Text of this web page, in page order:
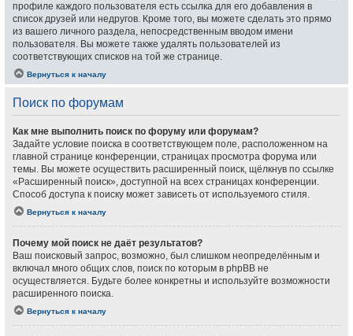
профиле каждого пользователя есть ссылка для его добавления в
список друзей или недругов. Кроме того, вы можете сделать это прямо
из вашего личного раздела, непосредственным вводом имени
пользователя. Вы можете также удалять пользователей из
соответствующих списков на той же странице.
Вернуться к началу
Поиск по форумам
Как мне выполнить поиск по форуму или форумам?
Задайте условие поиска в соответствующем поле, расположенном на
главной странице конференции, страницах просмотра форума или
темы. Вы можете осуществить расширенный поиск, щёлкнув по ссылке
«Расширенный поиск», доступной на всех страницах конференции.
Способ доступа к поиску может зависеть от используемого стиля.
Вернуться к началу
Почему мой поиск не даёт результатов?
Ваш поисковый запрос, возможно, был слишком неопределённым и
включал много общих слов, поиск по которым в phpBB не
осуществляется. Будьте более конкретны и используйте возможности
расширенного поиска.
Вернуться к началу